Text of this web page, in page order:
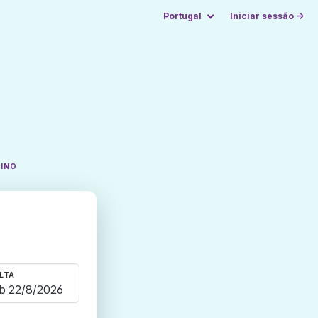
Portugal Iniciar sessão →